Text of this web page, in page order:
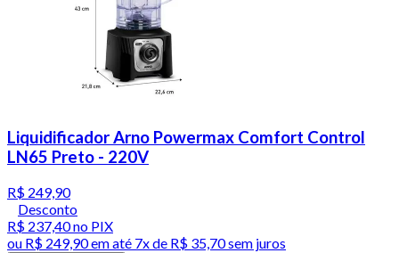
Liquidificador Arno Powermax Comfort Control
LN65 Preto - 220V
R$ 249,90
Desconto
R$ 237,40no PIX
ou R$ 249,90em até 7x de R$ 35,70 sem juros